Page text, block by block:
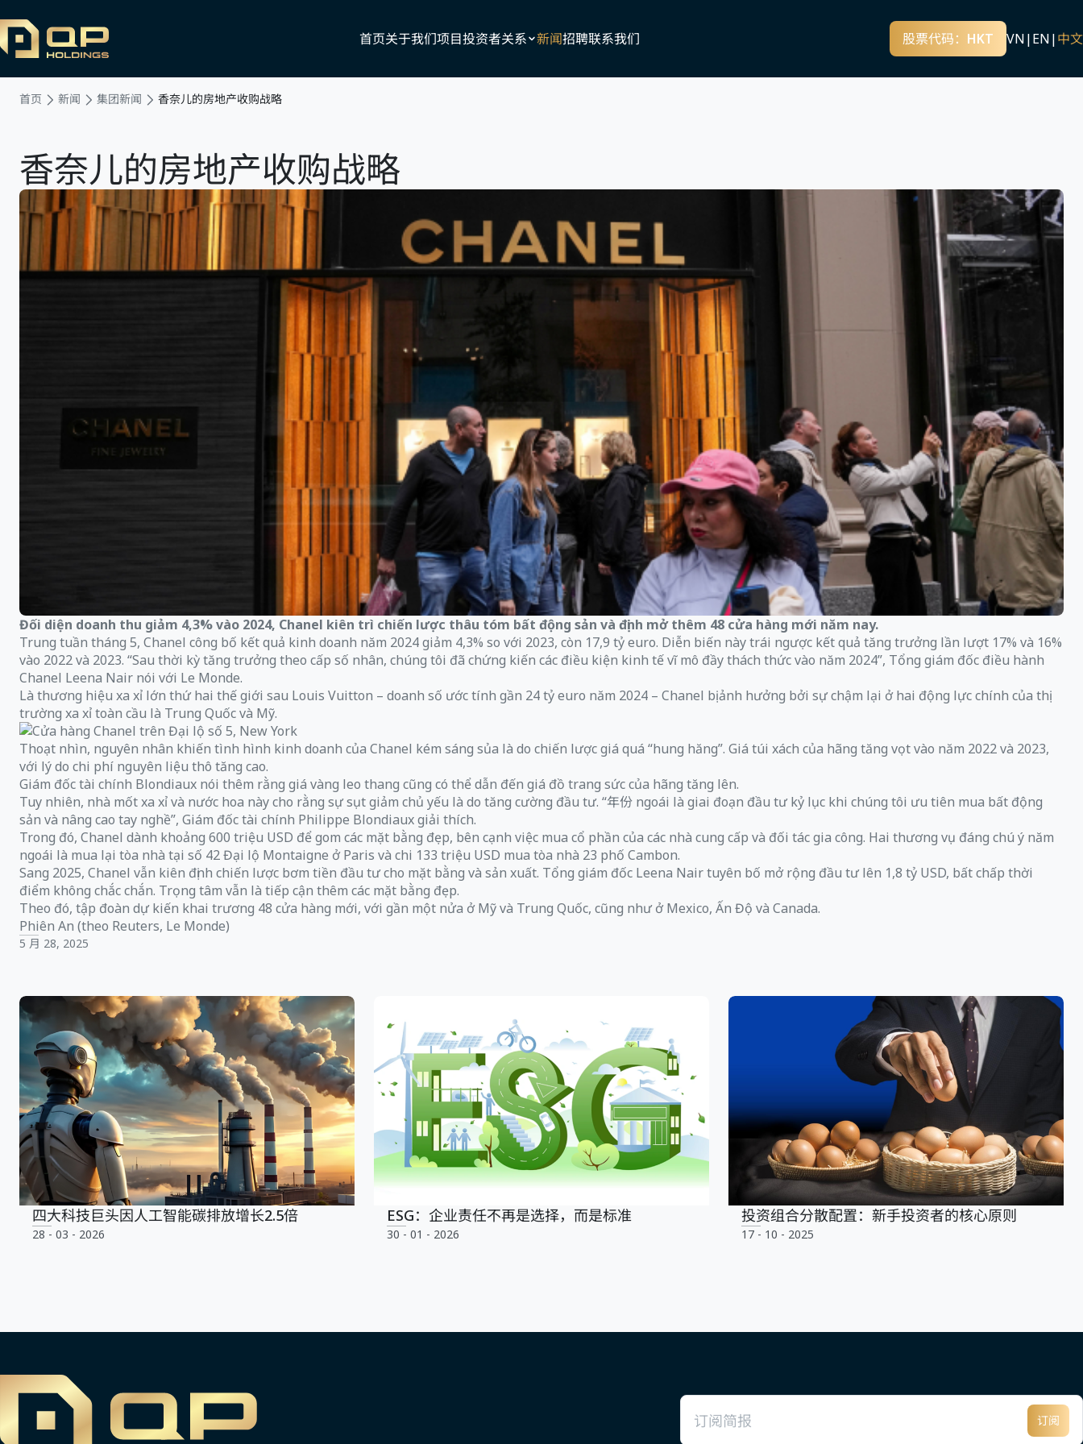
首页关于我们项目投资者关系 新闻招聘联系我们 股票代码：HKT VN|EN|中文
首页 新闻 集团新闻 香奈儿的房地产收购战略
香奈儿的房地产收购战略
Đối diện doanh thu giảm 4,3% vào 2024, Chanel kiên trì chiến lược thâu tóm bất động sản và định mở thêm 48 cửa hàng mới năm nay.
Trung tuần tháng 5, Chanel công bố kết quả kinh doanh năm 2024 giảm 4,3% so với 2023, còn 17,9 tỷ euro. Diễn biến này trái ngược kết quả tăng trưởng lần lượt 17% và 16%
vào 2022 và 2023. “Sau thời kỳ tăng trưởng theo cấp số nhân, chúng tôi đã chứng kiến các điều kiện kinh tế vĩ mô đầy thách thức vào năm 2024”, Tổng giám đốc điều hành
Chanel Leena Nair nói với Le Monde.
Là thương hiệu xa xỉ lớn thứ hai thế giới sau Louis Vuitton – doanh số ước tính gần 24 tỷ euro năm 2024 – Chanel bị ảnh hưởng bởi sự chậm lại ở hai động lực chính của thị
trường xa xỉ toàn cầu là Trung Quốc và Mỹ.
Thoạt nhìn, nguyên nhân khiến tình hình kinh doanh của Chanel kém sáng sủa là do chiến lược giá quá “hung hăng”. Giá túi xách của hãng tăng vọt vào năm 2022 và 2023,
với lý do chi phí nguyên liệu thô tăng cao.
Giám đốc tài chính Blondiaux nói thêm rằng giá vàng leo thang cũng có thể dẫn đến giá đồ trang sức của hãng tăng lên.
Tuy nhiên, nhà mốt xa xỉ và nước hoa này cho rằng sự sụt giảm chủ yếu là do tăng cường đầu tư. “年份 ngoái là giai đoạn đầu tư kỷ lục khi chúng tôi ưu tiên mua bất động
sản và nâng cao tay nghề”, Giám đốc tài chính Philippe Blondiaux giải thích.
Trong đó, Chanel dành khoảng 600 triệu USD để gom các mặt bằng đẹp, bên cạnh việc mua cổ phần của các nhà cung cấp và đối tác gia công. Hai thương vụ đáng chú ý năm
ngoái là mua lại tòa nhà tại số 42 Đại lộ Montaigne ở Paris và chi 133 triệu USD mua tòa nhà 23 phố Cambon.
Sang 2025, Chanel vẫn kiên định chiến lược bơm tiền đầu tư cho mặt bằng và sản xuất. Tổng giám đốc Leena Nair tuyên bố mở rộng đầu tư lên 1,8 tỷ USD, bất chấp thời
điểm không chắc chắn. Trọng tâm vẫn là tiếp cận thêm các mặt bằng đẹp.
Theo đó, tập đoàn dự kiến khai trương 48 cửa hàng mới, với gần một nửa ở Mỹ và Trung Quốc, cũng như ở Mexico, Ấn Độ và Canada.
Phiên An (theo Reuters, Le Monde)
5 月 28, 2025
四大科技巨头因人工智能碳排放增长2.5倍
28 - 03 - 2026
ESG：企业责任不再是选择，而是标准
30 - 01 - 2026
投资组合分散配置：新手投资者的核心原则
17 - 10 - 2025
电子邮件 订阅